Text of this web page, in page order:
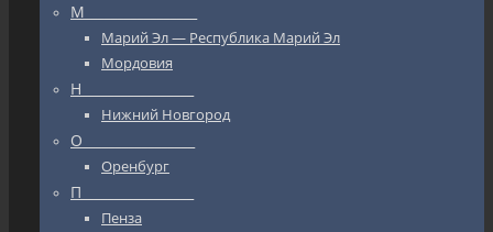
М_________________
Марий Эл — Республика Марий Эл
Мордовия
Н_________________
Нижний Новгород
О_________________
Оренбург
П_________________
Пенза